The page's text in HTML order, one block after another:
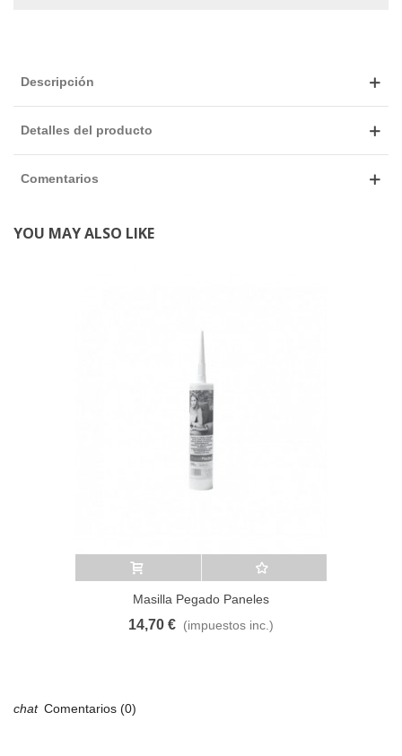
Descripción
Detalles del producto
Comentarios
YOU MAY ALSO LIKE
Añadir al carrito A lista de deseos
Masilla Pegado Paneles
14,70 € (impuestos inc.)
Comentarios (0)